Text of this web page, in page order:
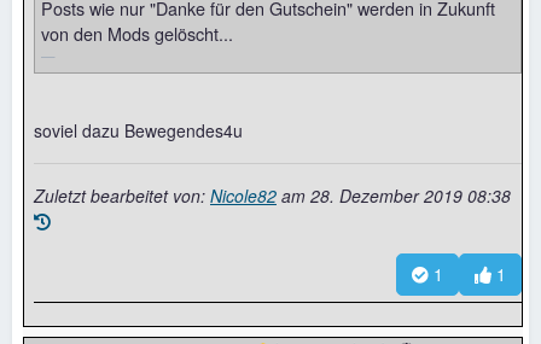
Posts wie nur "Danke für den Gutschein" werden in Zukunft
von den Mods gelöscht...
soviel dazu Bewegendes4u
Zuletzt bearbeitet von: Nicole82 am 28. Dezember 2019 08:38
1 1